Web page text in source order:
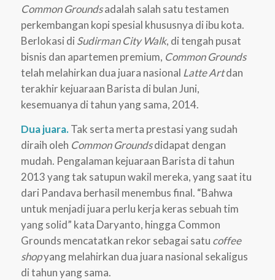
Common Groundsadalah salah satu testamen
perkembangan kopi spesial khususnya di ibu kota.
Berlokasi di Sudirman City Walk, di tengah pusat
bisnis dan apartemen premium, Common Grounds
telah melahirkan dua juara nasional Latte Artdan
terakhir kejuaraan Barista di bulan Juni,
kesemuanya di tahun yang sama, 2014.
Dua juara.Tak serta merta prestasi yang sudah
diraih oleh Common Groundsdidapat dengan
mudah. Pengalaman kejuaraan Barista di tahun
2013 yang tak satupun wakil mereka, yang saat itu
dari Pandava berhasil menembus final. “Bahwa
untuk menjadi juara perlu kerja keras sebuah tim
yang solid” kata Daryanto, hingga Common
Grounds mencatatkan rekor sebagai satu coffee
shopyang melahirkan dua juara nasional sekaligus
di tahun yang sama.